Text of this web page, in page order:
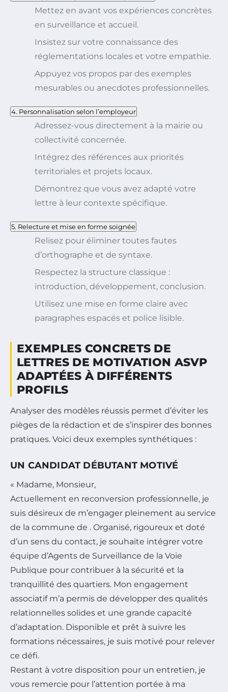
Mettez en avant vos expériences concrètes
en surveillance et accueil.
Insistez sur votre connaissance des
réglementations locales et votre empathie.
Appuyez vos propos par des exemples
mesurables ou anecdotes professionnelles.
4. Personnalisation selon l’employeur
Adressez-vous directement à la mairie ou
collectivité concernée.
Intégrez des références aux priorités
territoriales et projets locaux.
Démontrez que vous avez adapté votre
lettre à leur contexte spécifique.
5. Relecture et mise en forme soignée
Relisez pour éliminer toutes fautes
d’orthographe et de syntaxe.
Respectez la structure classique :
introduction, développement, conclusion.
Utilisez une mise en forme claire avec
paragraphes espacés et police lisible.
EXEMPLES CONCRETS DE
LETTRES DE MOTIVATION ASVP
ADAPTÉES À DIFFÉRENTS
PROFILS
Analyser des modèles réussis permet d’éviter les
pièges de la rédaction et de s’inspirer des bonnes
pratiques. Voici deux exemples synthétiques :
UN CANDIDAT DÉBUTANT MOTIVÉ
« Madame, Monsieur,
Actuellement en reconversion professionnelle, je
suis désireux de m’engager pleinement au service
de la commune de . Organisé, rigoureux et doté
d’un sens du contact, je souhaite intégrer votre
équipe d’Agents de Surveillance de la Voie
Publique pour contribuer à la sécurité et la
tranquillité des quartiers. Mon engagement
associatif m’a permis de développer des qualités
relationnelles solides et une grande capacité
d’adaptation. Disponible et prêt à suivre les
formations nécessaires, je suis motivé pour relever
ce défi.
Restant à votre disposition pour un entretien, je
vous remercie pour l’attention portée à ma